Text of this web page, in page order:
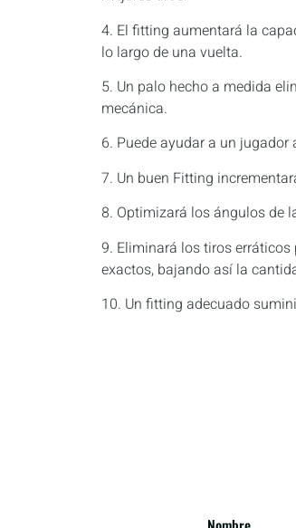
4. El fitting aumentará la
lo largo de una vuelta.
5. Un palo hecho a medida
mecánica.
6. Puede ayudar a un
7. Un buen Fitting
8. Optimizará los ángulos de
9. Eliminará los tiros
exactos, bajando así la
10. Un fitting adecuado